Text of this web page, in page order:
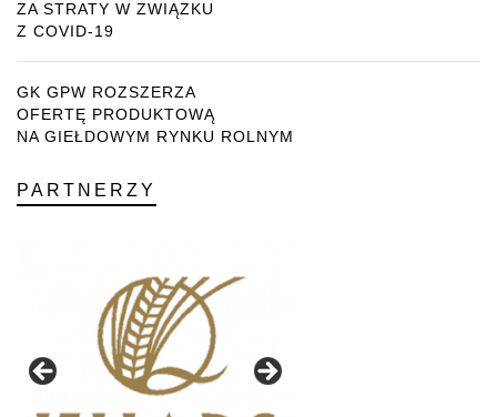
ZA STRATY W ZWIĄZKU
Z COVID-19
GK GPW ROZSZERZA
OFERTĘ PRODUKTOWĄ
NA GIEŁDOWYM RYNKU ROLNYM
PARTNERZY